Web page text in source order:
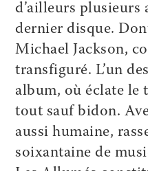
d’ailleurs plusieurs
dernier disque.
Michael Jackson,
transfiguré. L’un
album, où éclate le
tout sauf bidon.
aussi humaine,
soixantaine de